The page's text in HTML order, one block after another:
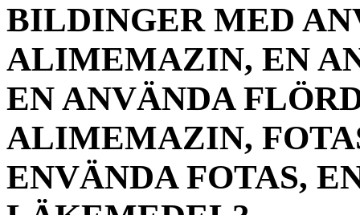
BILDINGER MED
ALIMEMAZIN, EN
EN ANVÄNDA
ALIMEMAZIN,
ENVÄNDA FOTAS,